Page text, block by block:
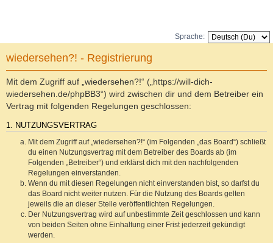
Sprache:
wiedersehen?! - Registrierung
Mit dem Zugriff auf „wiedersehen?!“ („https://will-dich-
wiedersehen.de/phpBB3“) wird zwischen dir und dem Betreiber ein
Vertrag mit folgenden Regelungen geschlossen:
1. NUTZUNGSVERTRAG
Mit dem Zugriff auf „wiedersehen?!“ (im Folgenden „das Board“) schließt
du einen Nutzungsvertrag mit dem Betreiber des Boards ab (im
Folgenden „Betreiber“) und erklärst dich mit den nachfolgenden
Regelungen einverstanden.
Wenn du mit diesen Regelungen nicht einverstanden bist, so darfst du
das Board nicht weiter nutzen. Für die Nutzung des Boards gelten
jeweils die an dieser Stelle veröffentlichten Regelungen.
Der Nutzungsvertrag wird auf unbestimmte Zeit geschlossen und kann
von beiden Seiten ohne Einhaltung einer Frist jederzeit gekündigt
werden.